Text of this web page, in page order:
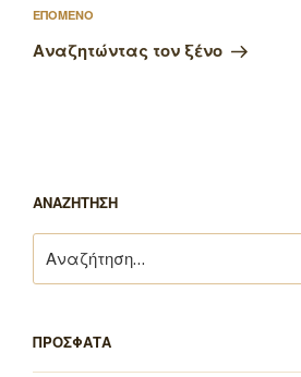
Επόμενο
άρθρο
ΕΠΟΜΕΝΟ
Αναζητώντας τον ξένο
ΑΝΑΖΗΤΗΣΗ
για:
ΠΡΟΣΦΑΤΑ